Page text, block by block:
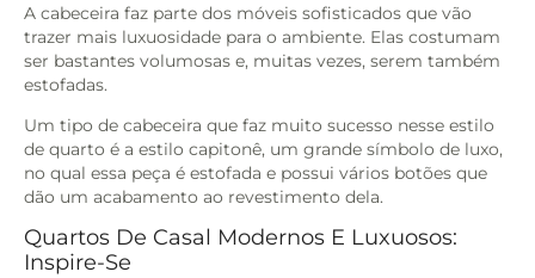
A cabeceira faz parte dos móveis sofisticados que vão
trazer mais luxuosidade para o ambiente. Elas costumam
ser bastantes volumosas e, muitas vezes, serem também
estofadas.
Um tipo de cabeceira que faz muito sucesso nesse estilo
de quarto é a estilo capitonê, um grande símbolo de luxo,
no qual essa peça é estofada e possui vários botões que
dão um acabamento ao revestimento dela.
Quartos De Casal Modernos E Luxuosos:
Inspire-Se